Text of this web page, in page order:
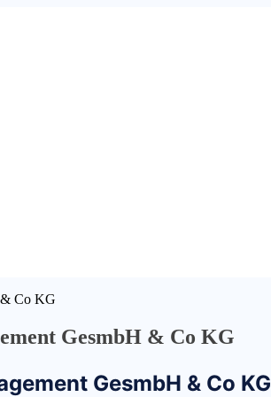
& Co KG
GesmbH & Co KG
GesmbH & Co KG